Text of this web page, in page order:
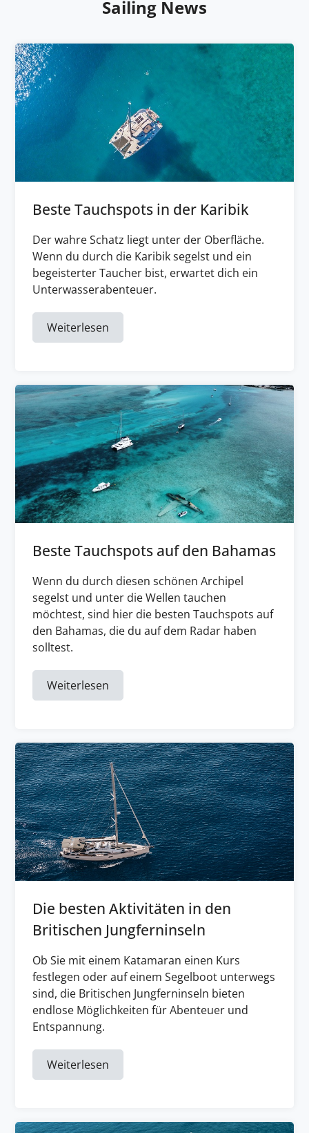
Sailing News
Beste Tauchspots in der Karibik
Der wahre Schatz liegt unter der Oberfläche.
Wenn du durch die Karibik segelst und ein
begeisterter Taucher bist, erwartet dich ein
Unterwasserabenteuer.
Weiterlesen
Beste Tauchspots auf den Bahamas
Wenn du durch diesen schönen Archipel
segelst und unter die Wellen tauchen
möchtest, sind hier die besten Tauchspots auf
den Bahamas, die du auf dem Radar haben
solltest.
Weiterlesen
Die besten Aktivitäten in den
Britischen Jungferninseln
Ob Sie mit einem Katamaran einen Kurs
festlegen oder auf einem Segelboot unterwegs
sind, die Britischen Jungferninseln bieten
endlose Möglichkeiten für Abenteuer und
Entspannung.
Weiterlesen